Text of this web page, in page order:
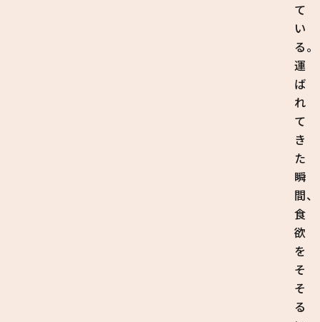
て
い
る。
運
ば
れ
て
き
た
瞬
間、
食
欲
を
そ
そ
る